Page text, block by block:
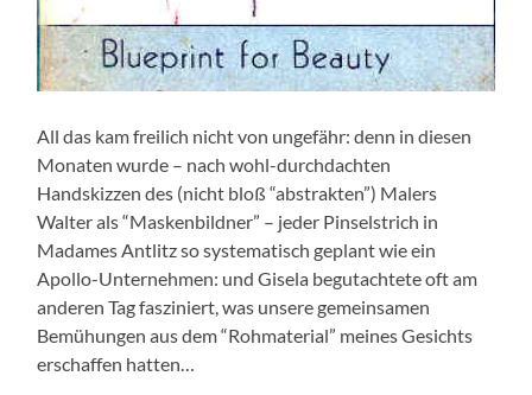
All das kam freilich nicht von ungefähr: denn in diesen
Monaten wurde – nach wohl-durchdachten
Handskizzen des (nicht bloß “abstrakten”) Malers
Walter als “Maskenbildner” – jeder Pinselstrich in
Madames Antlitz so systematisch geplant wie ein
Apollo-Unternehmen: und Gisela begutachtete oft am
anderen Tag fasziniert, was unsere gemeinsamen
Bemühungen aus dem “Rohmaterial” meines Gesichts
erschaffen hatten…